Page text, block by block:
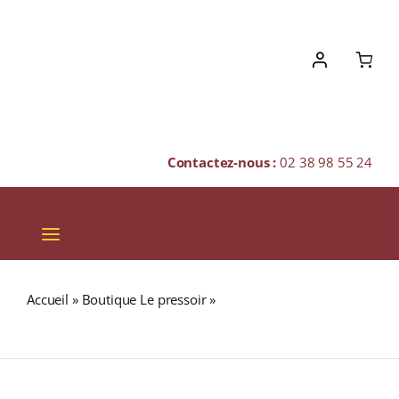
Contactez-nous :02 38 98 55 24
Toggle
Navigation
SPIRITUEUX
Accueil » Boutique Le pressoir»